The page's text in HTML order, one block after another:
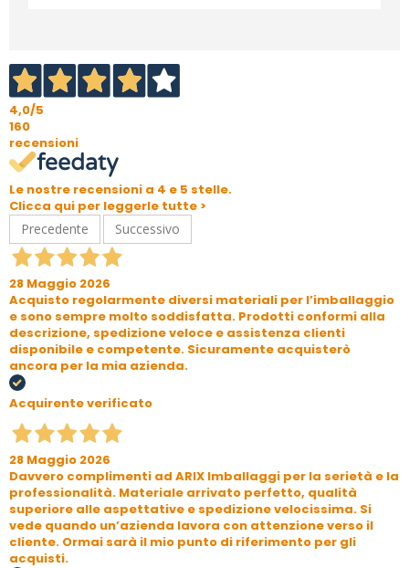
4,0/5
160
recensioni
Le nostre recensioni a 4 e 5 stelle.
Clicca qui per leggerle tutte >
Precedente
Successivo
28 Maggio 2026
Acquisto regolarmente diversi materiali per l’imballaggio
e sono sempre molto soddisfatta. Prodotti conformi alla
descrizione, spedizione veloce e assistenza clienti
disponibile e competente. Sicuramente acquisterò
ancora per la mia azienda.
Acquirente verificato
28 Maggio 2026
Davvero complimenti ad ARIX Imballaggi per la serietà e la
professionalità. Materiale arrivato perfetto, qualità
superiore alle aspettative e spedizione velocissima. Si
vede quando un’azienda lavora con attenzione verso il
cliente. Ormai sarà il mio punto di riferimento per gli
acquisti.